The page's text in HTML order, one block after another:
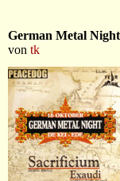
German Metal
von tk